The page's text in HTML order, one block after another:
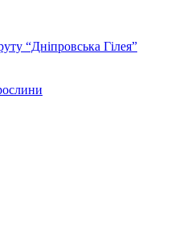
“Дніпровська Гілея”